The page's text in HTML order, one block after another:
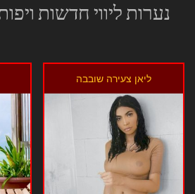
נערות ליווי חדשות
ליאן צעירה שובבה